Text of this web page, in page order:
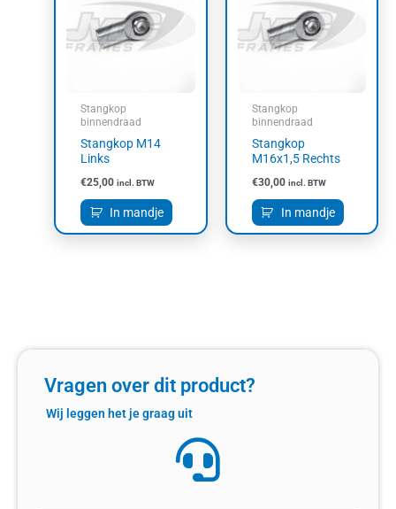
Stangkop
binnendraad
Stangkop M14
Links
€25,00 incl. BTW
In mandje
Stangkop
binnendraad
Stangkop
M16x1,5 Rechts
€30,00 incl. BTW
In mandje
Vragen over dit product?
Wij leggen het je graag uit